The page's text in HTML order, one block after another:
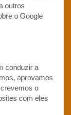
outros
o Google
conduzir a
aprovamos
o
com eles